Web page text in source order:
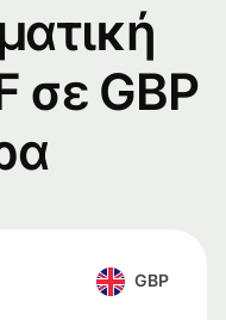
σε GBP
GBP